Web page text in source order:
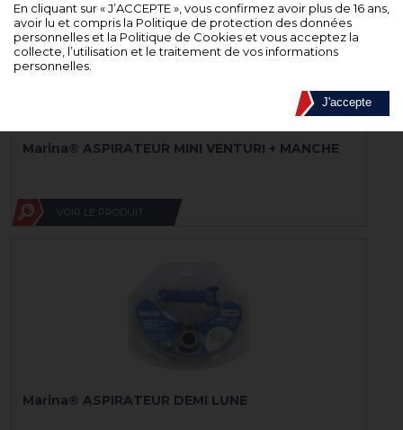
En cliquant sur « J’ACCEPTE », vous confirmez avoir plus de 16 ans,
avoir lu et compris la Politique de protection des données
personnelles et la Politique de Cookies et vous acceptez la
collecte, l’utilisation et le traitement de vos informations
personnelles.
J'accepte
Marina® ASPIRATEUR MINI VENTURI + MANCHE
VOIR LE PRODUIT
Marina® ASPIRATEUR DEMI LUNE